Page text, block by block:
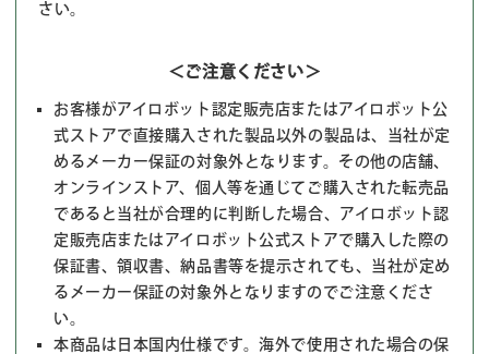
さい。
＜ご注意ください＞
お客様がアイロボット認定販売店またはアイロボット公
式ストアで直接購入された製品以外の製品は、当社が定
めるメーカー保証の対象外となります。その他の店舗、
オンラインストア、個人等を通じてご購入された転売品
であると当社が合理的に判断した場合、アイロボット認
定販売店またはアイロボット公式ストアで購入した際の
保証書、領収書、納品書等を提示されても、当社が定め
るメーカー保証の対象外となりますのでご注意くださ
い。
本商品は日本国内仕様です。海外で使用された場合の保